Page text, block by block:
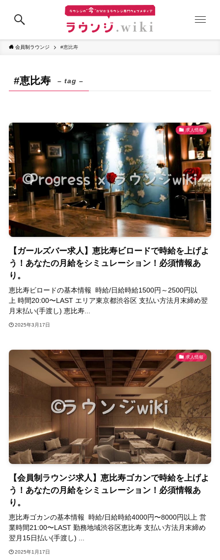
会員制ラウンジ #恵比寿
#恵比寿 – tag –
求人情報
【ガールズバー求人】恵比寿ビロードで時給を上げよ
う！あなたの月給をシミュレーション！必須情報あ
り。
恵比寿ビロードの基本情報 時給/日給時給1500円～2500円以
上 時間20:00〜LAST エリア東京都渋谷区 支払い方法月末締め翌
月末払い(手渡し) 恵比寿...
2025年3月17日
求人情報
【会員制ラウンジ求人】恵比寿ゴカンで時給を上げよ
う！あなたの月給をシミュレーション！必須情報あ
り。
恵比寿ゴカンの基本情報 時給/日給時給4000円〜8000円以上 営
業時間21:00〜LAST 勤務地域渋谷区恵比寿 支払い方法月末締め
翌月15日払い(手渡し) ...
2025年1月17日